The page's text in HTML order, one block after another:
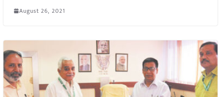
August 26, 2021